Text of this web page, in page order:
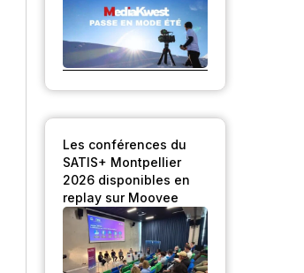
Les conférences du
SATIS+ Montpellier
2026 disponibles en
replay sur Moovee